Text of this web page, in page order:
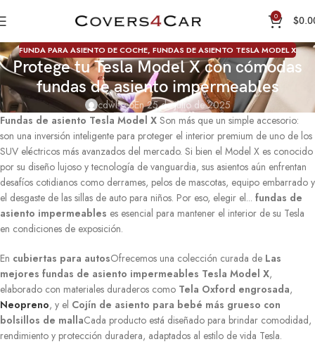
0 $
FUNDA PARA ASIENTO DE COCHE, FUNDAS DE ASIENTO TESLA MODEL X
Protege tu Tesla Model X con cómodas
fundas de asiento impermeables
cdwl-seoEn 25 de julio de 2025
Fundas de asiento Tesla Model X Son más que un simple accesorio:
son una inversión inteligente para proteger el interior premium de uno de los
SUV eléctricos más avanzados del mercado. Si bien el Model X es conocido
por su diseño lujoso y tecnología de vanguardia, sus asientos aún enfrentan
desafíos cotidianos como derrames, pelos de mascotas, equipo embarrado y
el desgaste de las sillas de auto para niños. Por eso, elegir el... fundas de
asiento impermeables es esencial para mantener el interior de su Tesla
en condiciones de exposición.
En cubiertas para autosOfrecemos una colección curada de Las
mejores fundas de asiento impermeables Tesla Model X,
elaborado con materiales duraderos como Tela Oxford engrosada,
Neopreno, y el Cojín de asiento para bebé más grueso con
bolsillos de mallaCada producto está diseñado para brindar comodidad,
rendimiento y protección duradera, adaptados al estilo de vida Tesla.